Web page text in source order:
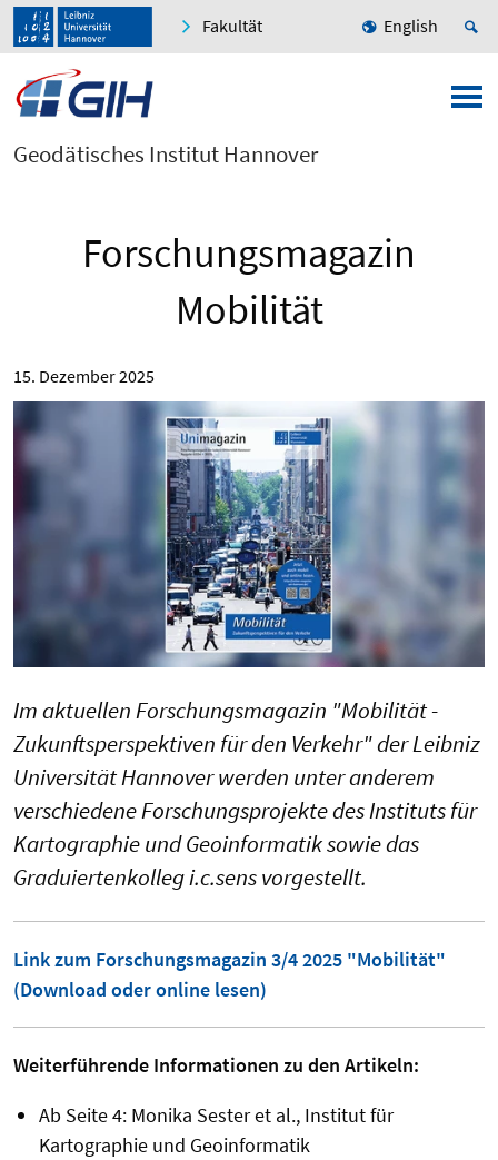
Fakultät English
Geodätisches Institut Hannover
Forschungsmagazin
Mobilität
15. Dezember 2025
Im aktuellen Forschungsmagazin "Mobilität -
Zukunftsperspektiven für den Verkehr" der Leibniz
Universität Hannover werden unter anderem
verschiedene Forschungsprojekte des Instituts für
Kartographie und Geoinformatik sowie das
Graduiertenkolleg i.c.sens vorgestellt.
Link zum Forschungsmagazin 3/4 2025 "Mobilität"
(Download oder online lesen)
Weiterführende Informationen zu den Artikeln:
Ab Seite 4: Monika Sester et al., Institut für
Kartographie und Geoinformatik